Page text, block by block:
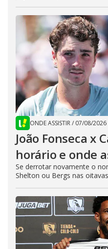
ONDE ASSISTIR/ 07/08/2026
João Fonseca x
horário e onde
Se derrotar novamente o
Shelton ou Bergs nas oitavas